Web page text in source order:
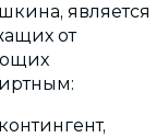
является
от